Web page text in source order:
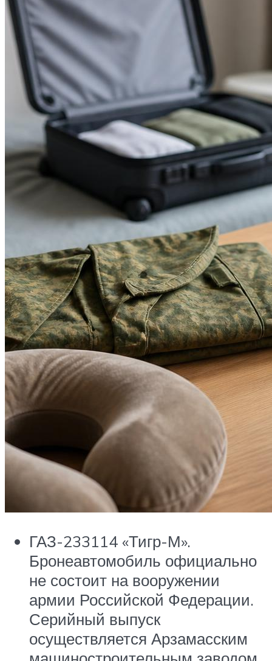
ГАЗ-233114 «Тигр-М».
Бронеавтомобиль официально
не состоит на вооружении
армии Российской Федерации.
Серийный выпуск
осуществляется Арзамасским